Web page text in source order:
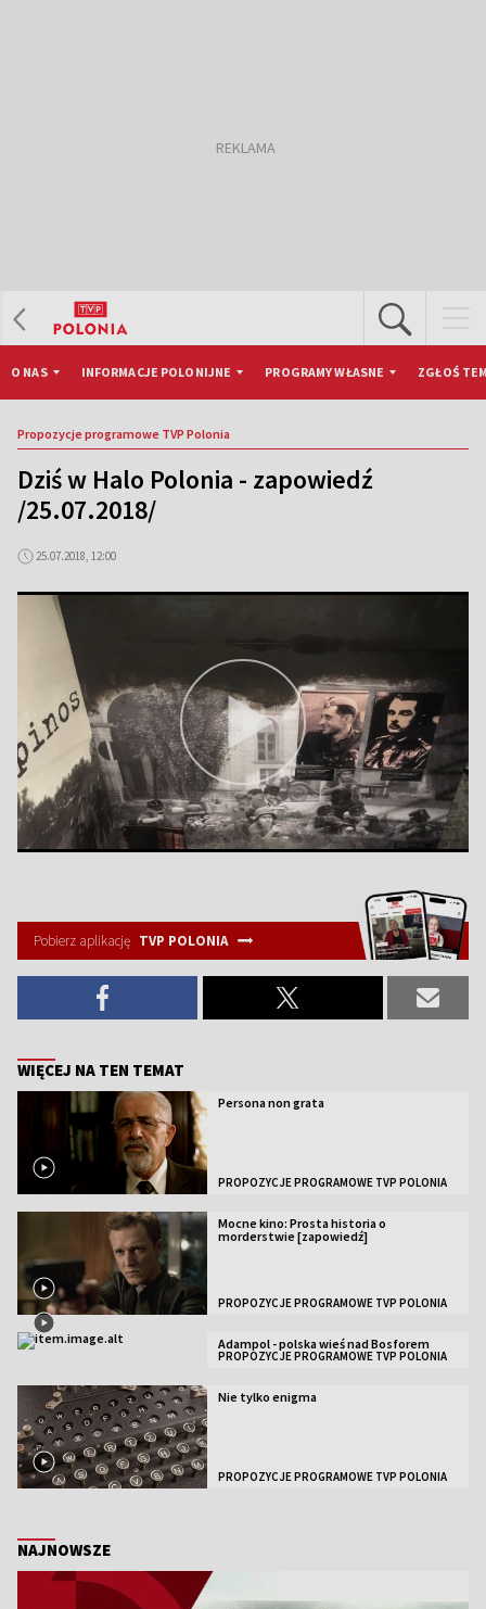
O NAS INFORMACJE POLONIJNE PROGRAMY WŁASNE ZGŁOŚ
Propozycje programowe TVP Polonia
Dziś w Halo Polonia - zapowiedź
/25.07.2018/
25.07.2018, 12:00
Pobierz aplikację TVP POLONIA
WIĘCEJ NA TEN TEMAT
Persona non grata
PROPOZYCJE PROGRAMOWE TVP POLONIA
Mocne kino: Prosta historia o
morderstwie [zapowiedź]
PROPOZYCJE PROGRAMOWE TVP POLONIA
Adampol - polska wieś nad Bosforem
PROPOZYCJE PROGRAMOWE TVP POLONIA
Nie tylko enigma
PROPOZYCJE PROGRAMOWE TVP POLONIA
NAJNOWSZE